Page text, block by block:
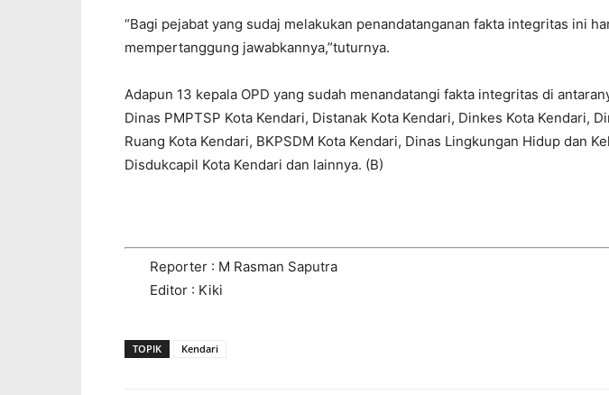
“Bagi pejabat yang sudaj melakukan penandatanganan fakta integritas ini
mempertanggung jawabkannya,”tuturnya.
Adapun 13 kepala OPD yang sudah menandatangi fakta integritas di
Dinas PMPTSP Kota Kendari, Distanak Kota Kendari, Dinkes Kota Kendari,
Ruang Kota Kendari, BKPSDM Kota Kendari, Dinas Lingkungan Hidup dan
Disdukcapil Kota Kendari dan lainnya. (B)
Reporter : M Rasman Saputra
Editor : Kiki
TOPIK Kendari